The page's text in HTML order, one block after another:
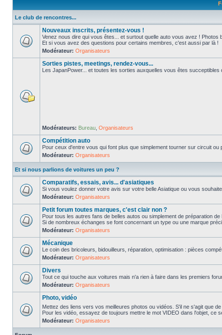
Le club de rencontres...
Nouveaux inscrits, présentez-vous !
Venez nous dire qui vous êtes... et surtout quelle auto vous avez ! Photos
Et si vous avez des questions pour certains membres, c'est aussi par là !
Modérateur: Organisateurs
Sorties pistes, meetings, rendez-vous...
Les JapanPower... et toutes les sorties auxquelles vous êtes succeptibles
Modérateurs: Bureau Organisateurs
Compétition auto
Pour ceux d'entre vous qui font plus que simplement tourner sur circuit ou
Modérateur: Organisateurs
Et si nous parlions de voitures un peu ?
Comparatifs, essais, avis... d'asiatiques
Si vous voulez donner votre avis sur votre belle Asiatique ou vous
Modérateur: Organisateurs
Petit forum toutes marques, c'est clair non ?
Pour tous les autres fans de belles autos ou simplement de préparation de
Si de nombreux échanges se font concernant un type ou une marque
Modérateur: Organisateurs
Mécanique
Le coin des bricoleurs, bidouilleurs, réparation, optimisation : pièces
Modérateur: Organisateurs
Divers
Tout ce qui touche aux voitures mais n'a rien à faire dans les premiers
Modérateur: Organisateurs
Photo, vidéo
Mettez des liens vers vos meilleures photos ou vidéos. S'il ne s'agit que
Pour les vidéo, essayez de toujours mettre le mot VIDEO dans l'objet, ce
Modérateur: Organisateurs